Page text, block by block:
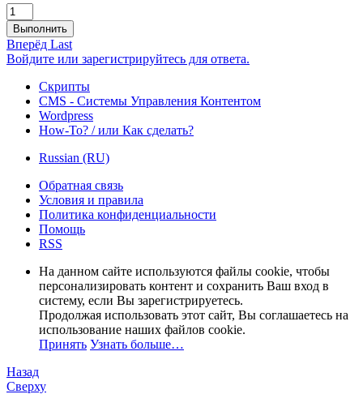
Выполнить
Вперёд Last
Войдите или зарегистрируйтесь для ответа.
Скрипты
CMS - Системы Управления Контентом
Wordpress
How-To? / или Как сделать?
Russian (RU)
Обратная связь
Условия и правила
Политика конфиденциальности
Помощь
RSS
На данном сайте используются файлы cookie, чтобы
персонализировать контент и сохранить Ваш вход в
систему, если Вы зарегистрируетесь.
Продолжая использовать этот сайт, Вы соглашаетесь на
использование наших файлов cookie.
Принять Узнать больше…
Назад
Сверху